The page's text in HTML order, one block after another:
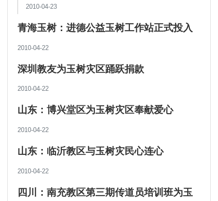
2010-04-23
青海玉树：进德公益玉树工作站正式投入
2010-04-22
深圳教友为玉树灾区踊跃捐款
2010-04-22
山东：博兴堂区为玉树灾区奉献爱心
2010-04-22
山东：临沂教区与玉树灾民心连心
2010-04-22
四川：南充教区第三期传道员培训班为玉